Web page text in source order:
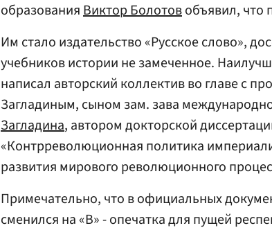
образованияВиктор Болотовобъявил, что
Им стало издательство «Русское слово»,
учебников истории не замеченное.
написал авторский коллектив во главе с
Загладиным, сыном зам. зава
Загладина, автором докторской
«Контрреволюционная политика
развития мирового революционного
Примечательно, что в официальных
сменился на «В» - опечатка для пущей